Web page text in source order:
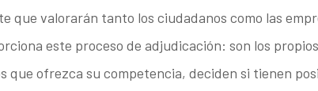
que valorarán tanto los ciudadanos como las
este proceso de adjudicación: son los
que ofrezca su competencia, deciden si tienen